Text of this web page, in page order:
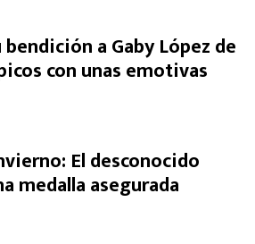
a Gaby López de
con unas emotivas
El desconocido
medalla asegurada